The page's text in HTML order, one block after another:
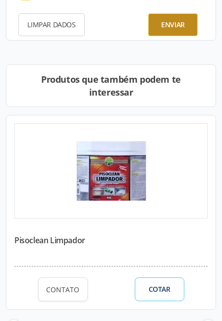
LIMPAR DADOS ENVIAR
Produtos que também podem te
interessar
Pisoclean Limpador
CONTATO COTAR